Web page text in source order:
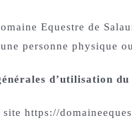
Equestre de
personne physique
d’utilisation du
https://